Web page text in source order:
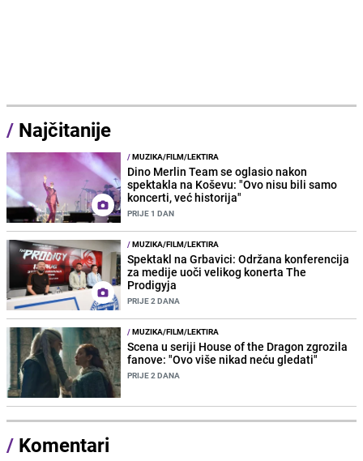
/ Najčitanije
/MUZIKA/FILM/LEKTIRA
Dino Merlin Team se oglasio nakon
spektakla na Koševu: "Ovo nisu bili samo
koncerti, već historija"
PRIJE 1 DAN
/MUZIKA/FILM/LEKTIRA
Spektakl na Grbavici: Održana konferencija
za medije uoči velikog konerta The
Prodigyja
PRIJE 2 DANA
/MUZIKA/FILM/LEKTIRA
Scena u seriji House of the Dragon zgrozila
fanove: "Ovo više nikad neću gledati"
PRIJE 2 DANA
/ Komentari